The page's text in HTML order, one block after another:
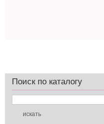
Поиск по каталогу